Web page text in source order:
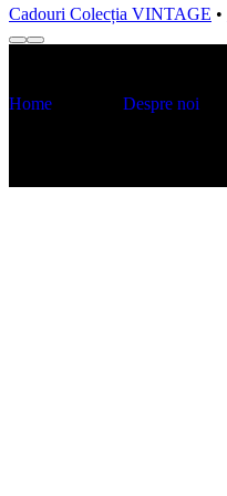
Cadouri Colecția VINTAGE •
Home Despre noi